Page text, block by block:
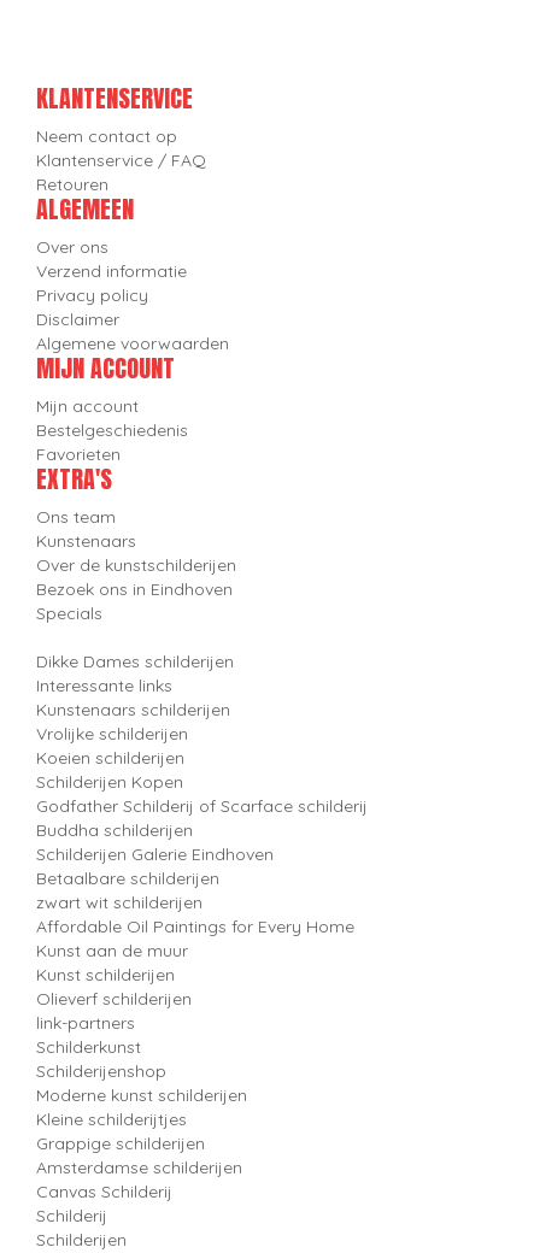
KLANTENSERVICE
Neem contact op
Klantenservice / FAQ
Retouren
ALGEMEEN
Over ons
Verzend informatie
Privacy policy
Disclaimer
Algemene voorwaarden
MIJN ACCOUNT
Mijn account
Bestelgeschiedenis
Favorieten
EXTRA'S
Ons team
Kunstenaars
Over de kunstschilderijen
Bezoek ons in Eindhoven
Specials
Dikke Dames schilderijen
Interessante links
Kunstenaars schilderijen
Vrolijke schilderijen
Koeien schilderijen
Schilderijen Kopen
Godfather Schilderij of Scarface schilderij
Buddha schilderijen
Schilderijen Galerie Eindhoven
Betaalbare schilderijen
zwart wit schilderijen
Affordable Oil Paintings for Every Home
Kunst aan de muur
Kunst schilderijen
Olieverf schilderijen
link-partners
Schilderkunst
Schilderijenshop
Moderne kunst schilderijen
Kleine schilderijtjes
Grappige schilderijen
Amsterdamse schilderijen
Canvas Schilderij
Schilderij
Schilderijen